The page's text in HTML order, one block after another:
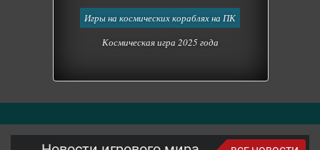
Игры на космических кораблях на ПК
Космическая игра 2025 года